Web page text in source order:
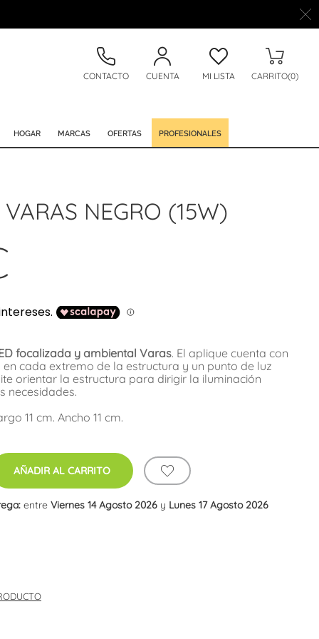
CONTACTO CUENTA MI LISTA CARRITO(0)
HOGAR MARCAS OFERTAS PROFESIONALES
NEGRO (15W)
focalizada y ambiental Varas. El aplique cuenta con
en cada extremo de la estructura y un punto de luz
orientar la estructura para dirigir la iluminación
necesidades.
11 cm. Ancho 11 cm.
AÑADIR AL CARRITO
entre Viernes 14 Agosto 2026 y Lunes 17 Agosto 2026